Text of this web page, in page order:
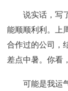
说实话，写
能顺顺利利。上
合作过的公司，
差点中暑。你看
可能是我运